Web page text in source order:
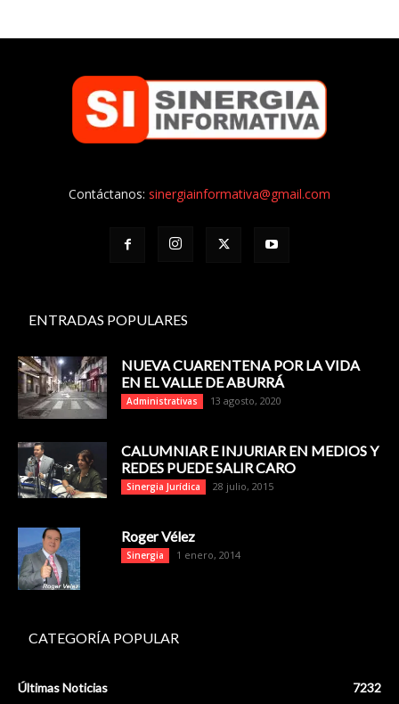
Contáctanos: sinergiainformativa@gmail.com
ENTRADAS POPULARES
NUEVA CUARENTENA POR LA VIDA
EN EL VALLE DE ABURRÁ
Administrativas 13 agosto, 2020
CALUMNIAR E INJURIAR EN MEDIOS Y
REDES PUEDE SALIR CARO
Sinergia Jurídica 28 julio, 2015
Roger Vélez
Sinergia 1 enero, 2014
CATEGORÍA POPULAR
Últimas Noticias 7232